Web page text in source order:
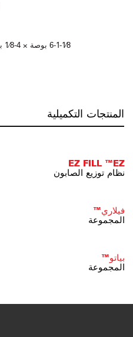
6-1-1⁄8 بوصة × 4-1⁄8 بوصة × 4 بوصة (155 × 105 × 100 مم)
المنتجات التكميلية
EZ FILL ™EZ
نظام توزيع الصابون
فيلاري™
المجموعة
بياتو™
المجموعة